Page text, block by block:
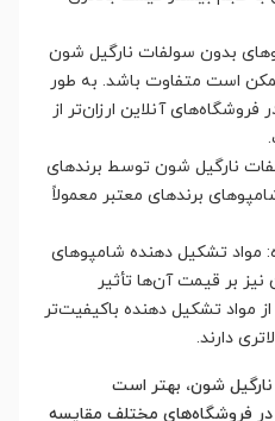
بدون سولفات نارگیل شون
است متفاوت باشد. به طور
آنلاین ارزان‌تر از
نارگیل شون توسط برندهای
برندهای معتبر معمولاً
مواد تشکیل دهنده شامپوهای
بر قیمت آن‌ها تأثیر
مواد تشکیل دهنده باکیفیت‌تر
دارند.
شون، بهتر است
فروشگاه‌های مختلف مقایسه